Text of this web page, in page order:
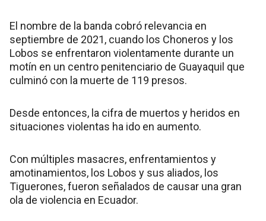
El nombre de la banda cobró relevancia en
septiembre de 2021, cuando los Choneros y los
Lobos se enfrentaron violentamente durante un
motín en un centro penitenciario de Guayaquil que
culminó con la muerte de 119 presos.
Desde entonces, la cifra de muertos y heridos en
situaciones violentas ha ido en aumento.
Con múltiples masacres, enfrentamientos y
amotinamientos, los Lobos y sus aliados, los
Tiguerones, fueron señalados de causar una gran
ola de violencia en Ecuador.